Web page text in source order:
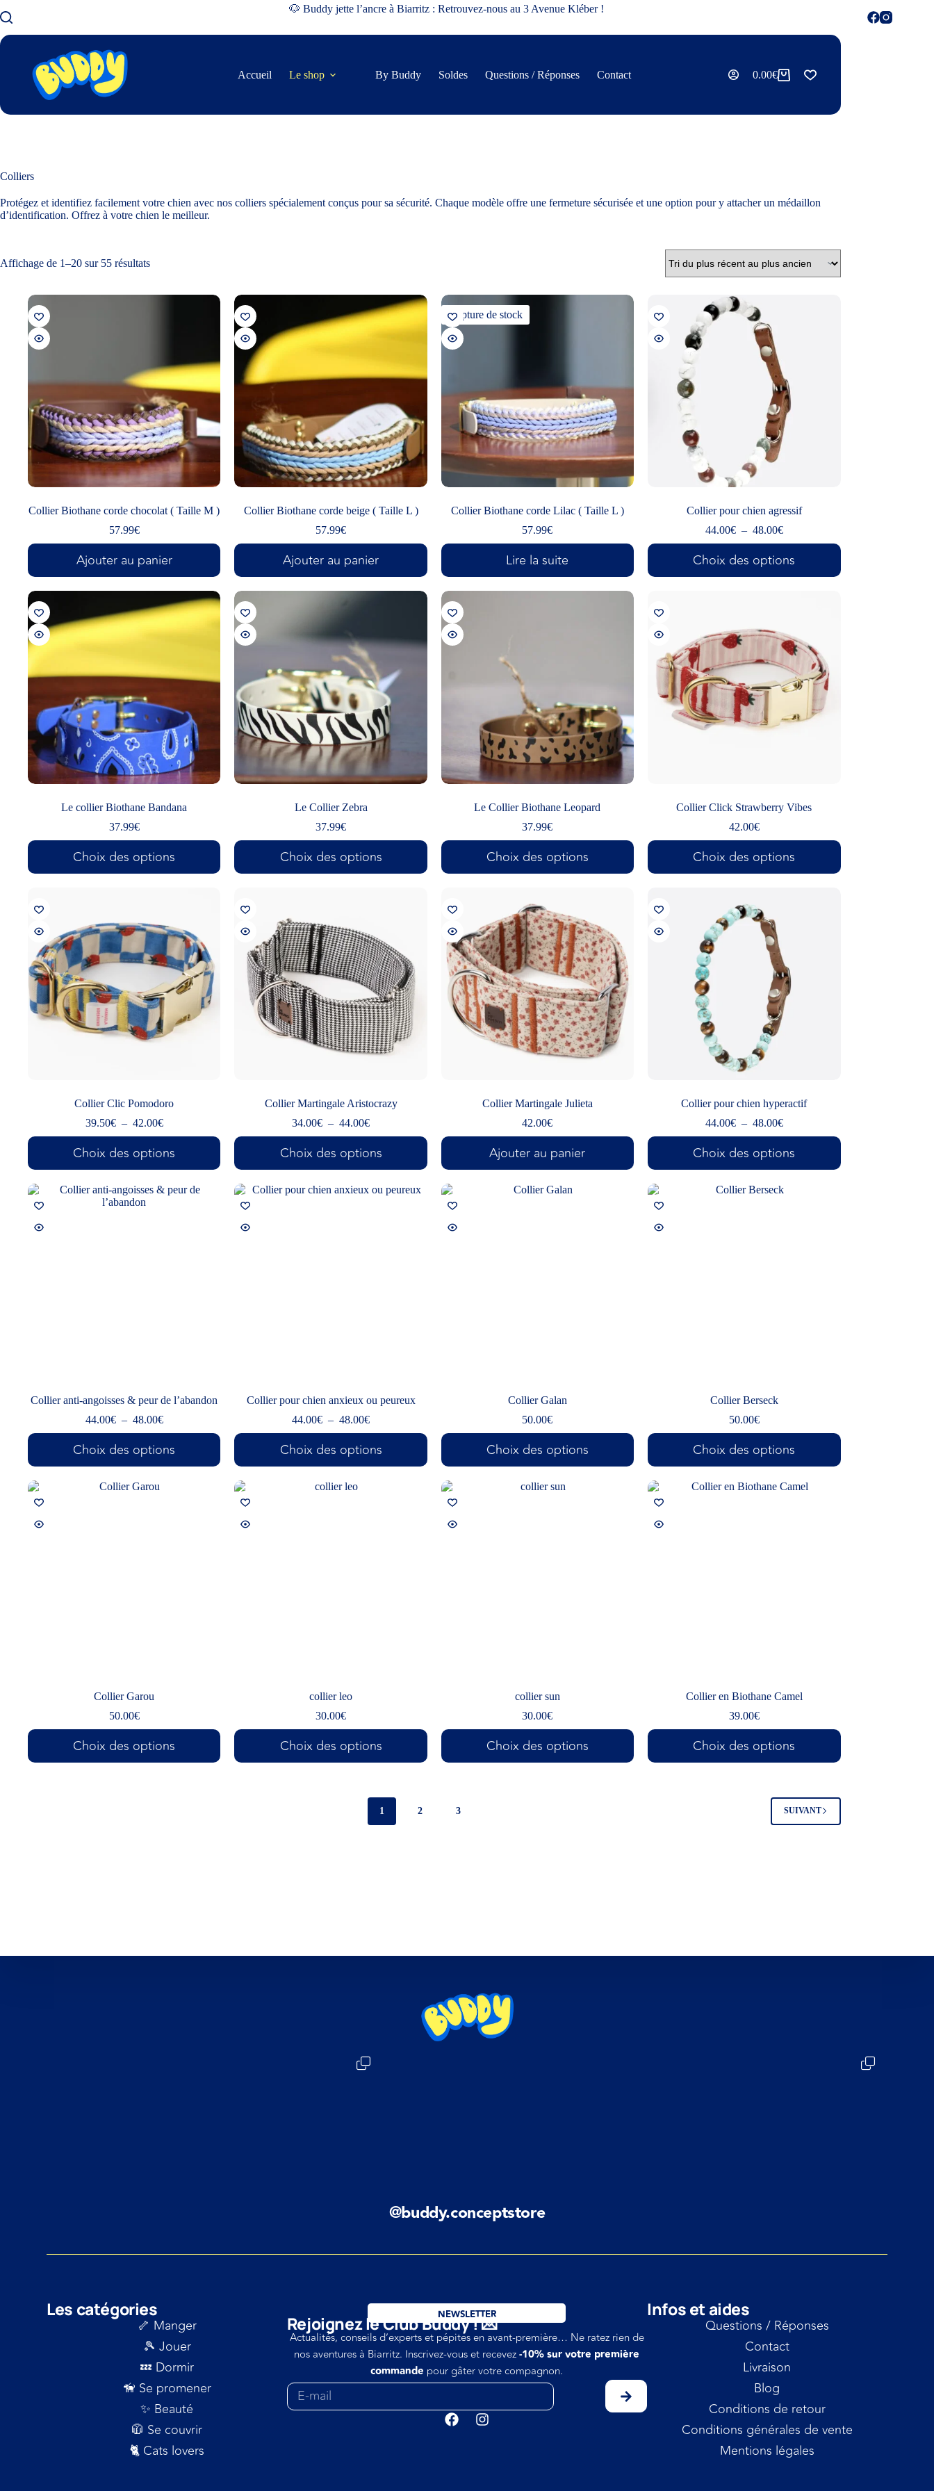
🐶 Buddy jette l’ancre à Biarritz : Retrouvez-nous au 3 Avenue Kléber !
Accueil Le shop By Buddy Soldes Questions / Réponses Contact 0.00€
Colliers
Protégez et identifiez facilement votre chien avec nos colliers spécialement conçus pour sa sécurité. Chaque modèle offre une fermeture sécurisée et une option pour y attacher un médaillon
d’identification. Offrez à votre chien le meilleur.
Affichage de 1–20 sur 55 résultats
Collier Biothane corde chocolat ( Taille M )
57.99€
Ajouter au panier
Collier Biothane corde beige ( Taille L )
57.99€
Ajouter au panier
Rupture de stock
Collier Biothane corde Lilac ( Taille L )
57.99€
Lire la suite
Collier pour chien agressif
44.00€ – 48.00€
Choix des options
Le collier Biothane Bandana
37.99€
Choix des options
Le Collier Zebra
37.99€
Choix des options
Le Collier Biothane Leopard
37.99€
Choix des options
Collier Click Strawberry Vibes
42.00€
Choix des options
Collier Clic Pomodoro
39.50€ – 42.00€
Choix des options
Collier Martingale Aristocrazy
34.00€ – 44.00€
Choix des options
Collier Martingale Julieta
42.00€
Ajouter au panier
Collier pour chien hyperactif
44.00€ – 48.00€
Choix des options
Collier anti-angoisses & peur de l’abandon
44.00€ – 48.00€
Choix des options
Collier pour chien anxieux ou peureux
44.00€ – 48.00€
Choix des options
Collier Galan
50.00€
Choix des options
Collier Berseck
50.00€
Choix des options
Collier Garou
50.00€
Choix des options
collier leo
30.00€
Choix des options
collier sun
30.00€
Choix des options
Collier en Biothane Camel
39.00€
Choix des options
1 2 3 SUIVANT
@buddy.conceptstore
Les catégories
🦴 Manger
🎾 Jouer
💤 Dormir
🦮 Se promener
✨ Beauté
🧥 Se couvrir
🐈 Cats lovers
NEWSLETTER
Rejoignez le Club Buddy ! 💌
Actualités, conseils d’experts et pépites en avant-première… Ne ratez rien de
nos aventures à Biarritz. Inscrivez-vous et recevez-10% sur votre première
commande pour gâter votre compagnon.
Infos et aides
Questions / Réponses
Contact
Livraison
Blog
Conditions de retour
Conditions générales de vente
Mentions légales